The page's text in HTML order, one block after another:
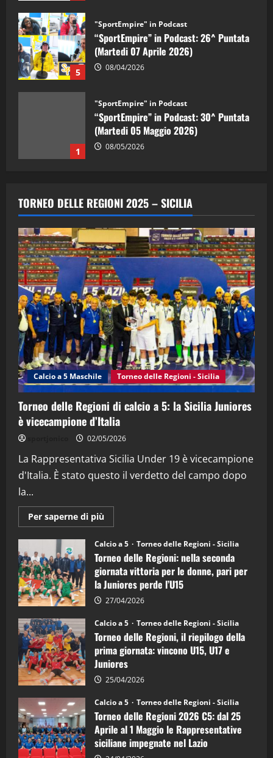
5
"SportEmpire" in Podcast
“SportEmpire” in Podcast: 26^ Puntata
(Martedi 07 Aprile 2026)
08/04/2026
1
"SportEmpire" in Podcast
“SportEmpire” in Podcast: 30^ Puntata
(Martedi 05 Maggio 2026)
08/05/2026
2
“SportEmpire” in Podcast: 29^ Puntata
(Martedi 28 Aprile 2026)
28/04/2026
3
"SportEmpire" in Podcast
“SportEmpire” in Podcast: 28^ Puntata
(Martedi 21 Aprile 2026)
21/04/2026
4
"SportEmpire" in Podcast Sport News
“SportEmpire” in Podcast: 27^ Puntata
(Martedi 14 Aprile 2026)
15/04/2026
"SportEmpire" in Podcast
“SportEmpire” in Podcast: 26^ Puntata
08/04/2026
TORNEO DELLE REGIONI 2025 – SICILIA
Calcio a 5 Maschile Torneo delle Regioni - Sicilia
Torneo delle Regioni di calcio a 5: la Sicilia Juniores
è vicecampione d’Italia
02/05/2026
La Rappresentativa Sicilia Under 19 è vicecampione
d'Italia. È stato questo il verdetto del campo dopo
la...
Per saperne di più
informazioni
Torneo
delle
Regioni
di
calcio
a
5:
la
Juniores
è
vicecampione
d’Italia
Calcio a 5 Torneo delle Regioni - Sicilia
Torneo delle Regioni: nella seconda
giornata vittoria per le donne, pari per
la Juniores perde l’U15
27/04/2026
Calcio a 5 Torneo delle Regioni - Sicilia
Torneo delle Regioni, il riepilogo della
prima giornata: vincono U15, U17 e
Juniores
25/04/2026
Calcio a 5 Torneo delle Regioni - Sicilia
Torneo delle Regioni 2026 C5: dal 25
Aprile al 1 Maggio le Rappresentative
siciliane impegnate nel Lazio